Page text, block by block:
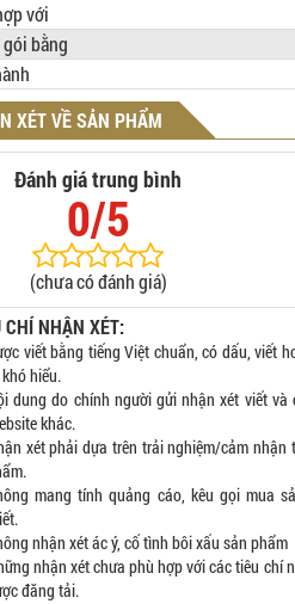
với
bằng
XÉT VỀ SẢN PHẨM
Đánh giá trung bình
0/5
(chưa có đánh giá)
CHÍ NHẬN XÉT:
viết bằng tiếng Việt chuẩn, có dấu, viết
hiểu.
dung do chính người gửi nhận xét viết
khác.
xét phải dựa trên trải nghiệm/cảm nhận
mang tính quảng cáo, kêu gọi mua
nhận xét ác ý, cố tình bôi xấu sản phẩm
nhận xét chưa phù hợp với các tiêu chí
đăng tải.